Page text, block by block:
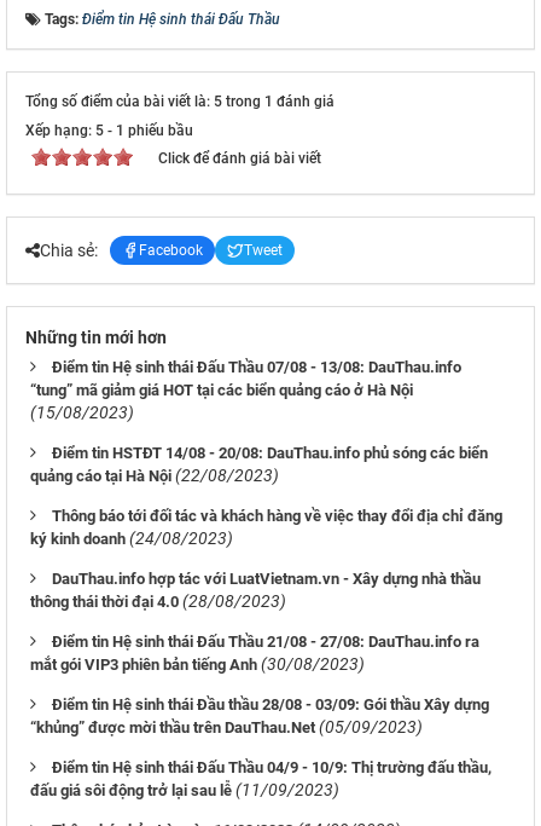
Tags: Điểm tin Hệ sinh thái Đấu Thầu
Tổng số điểm của bài viết là: 5 trong 1 đánh giá
Xếp hạng: 5 - 1 phiếu bầu
Click để đánh giá bài viết
Chia sẻ: Facebook Tweet
Những tin mới hơn
Điểm tin Hệ sinh thái Đấu Thầu 07/08 - 13/08: DauThau.info
“tung” mã giảm giá HOT tại các biển quảng cáo ở Hà Nội
(15/08/2023)
Điểm tin HSTĐT 14/08 - 20/08: DauThau.info phủ sóng các biển
quảng cáo tại Hà Nội (22/08/2023)
Thông báo tới đối tác và khách hàng về việc thay đổi địa chỉ đăng
ký kinh doanh (24/08/2023)
DauThau.info hợp tác với LuatVietnam.vn - Xây dựng nhà thầu
thông thái thời đại 4.0 (28/08/2023)
Điểm tin Hệ sinh thái Đấu Thầu 21/08 - 27/08: DauThau.info ra
mắt gói VIP3 phiên bản tiếng Anh (30/08/2023)
Điểm tin Hệ sinh thái Đầu thầu 28/08 - 03/09: Gói thầu Xây dựng
“khủng” được mời thầu trên DauThau.Net (05/09/2023)
Điểm tin Hệ sinh thái Đấu Thầu 04/9 - 10/9: Thị trường đấu thầu,
đấu giá sôi động trở lại sau lễ (11/09/2023)